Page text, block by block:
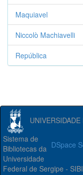
Maquiavel
Niccolò Machiavelli
República
DSpace
Sistema de
Bibliotecas da
Universidade
Federal de Sergipe -